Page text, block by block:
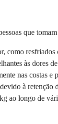
que
como resfriados
às dores
nas costas e
à retenção
ao longo de